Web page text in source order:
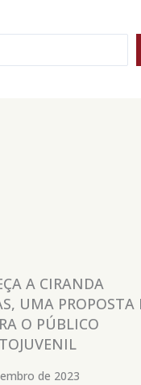
A CIRANDA
UMA PROPOSTA
O PÚBLICO
de 2023